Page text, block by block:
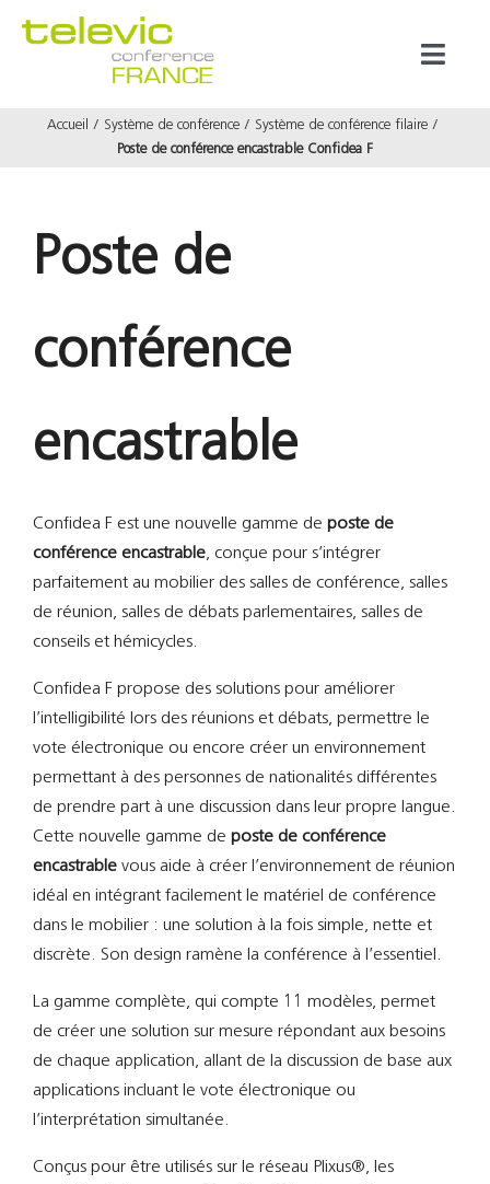
Accueil Système de conférence
Système de conférence filaire
Poste de conférence encastrable Confidea F
Poste de
conférence
encastrable
Confidea F est une nouvelle gamme de poste de
conférence encastrable, conçue pour s’intégrer
parfaitement au mobilier des salles de conférence, salles
de réunion, salles de débats parlementaires, salles de
conseils et hémicycles.
Confidea F propose des solutions pour améliorer
l’intelligibilité lors des réunions et débats, permettre le
vote électronique ou encore créer un environnement
permettant à des personnes de nationalités différentes
de prendre part à une discussion dans leur propre langue.
Cette nouvelle gamme de poste de conférence
encastrable vous aide à créer l’environnement de réunion
idéal en intégrant facilement le matériel de conférence
dans le mobilier : une solution à la fois simple, nette et
discrète. Son design ramène la conférence à l’essentiel.
La gamme complète, qui compte 11 modèles, permet
de créer une solution sur mesure répondant aux besoins
de chaque application, allant de la discussion de base aux
applications incluant le vote électronique ou
l’interprétation simultanée.
Conçus pour être utilisés sur le réseau Plixus®, les